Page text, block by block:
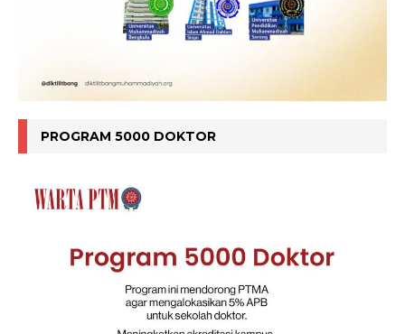
PROGRAM 5000 DOKTOR